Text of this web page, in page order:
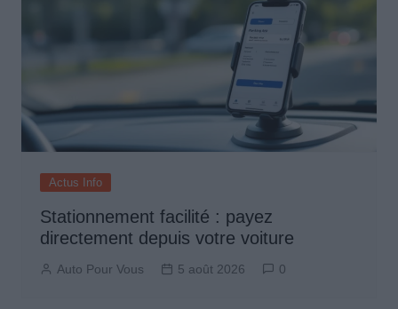
Actus Info
Stationnement facilité : payez
directement depuis votre voiture
Auto Pour Vous 5 août 2026 0